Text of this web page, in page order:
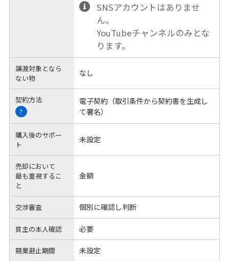
SNSアカウントはありませ
ん。
YouTubeチャンネルのみとな
ります。
譲渡対象となら
ない物
なし
契約方法
?
電子契約（取引条件から契約書を生成し
て署名）
購入後のサポー
ト
未設定
売却において
最も重視するこ
と
金額
交渉審査 個別に確認し判断
買主の本人確認 必要
競業避止期間 未設定